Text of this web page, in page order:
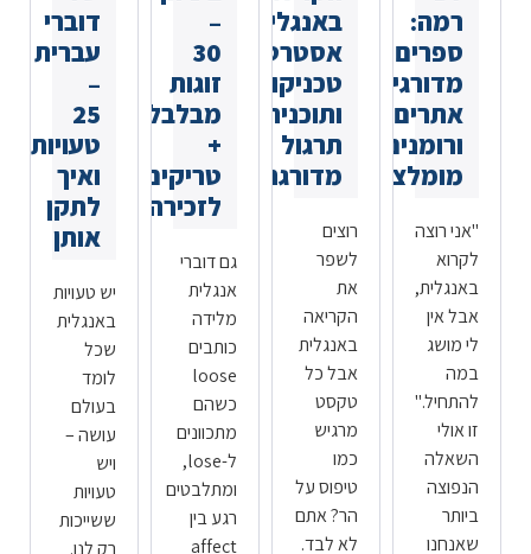
רמה:
ספרים
מדורגים,
אתרים
ורומנים
מומלצים
"אני רוצה
לקרוא
באנגלית,
אבל אין
לי מושג
במה
להתחיל."
זו אולי
השאלה
הנפוצה
ביותר
שאנחנו
באנגלית:
אסטרטגיות,
טכניקות
ותוכנית
תרגול
מדורגת
רוצים
לשפר
את
הקריאה
באנגלית
אבל כל
טקסט
מרגיש
כמו
טיפוס על
הר? אתם
לא לבד.
–
30
זוגות
מבלבלים
+
טריקים
לזכירה
גם דוברי
אנגלית
מלידה
כותבים
loose
כשהם
מתכוונים
ל-lose,
ומתלבטים
רגע בין
affect
דוברי
עברית
–
25
טעויות
ואיך
לתקן
אותן
יש טעויות
באנגלית
שכל
לומד
בעולם
עושה –
ויש
טעויות
ששייכות
רק לנו.